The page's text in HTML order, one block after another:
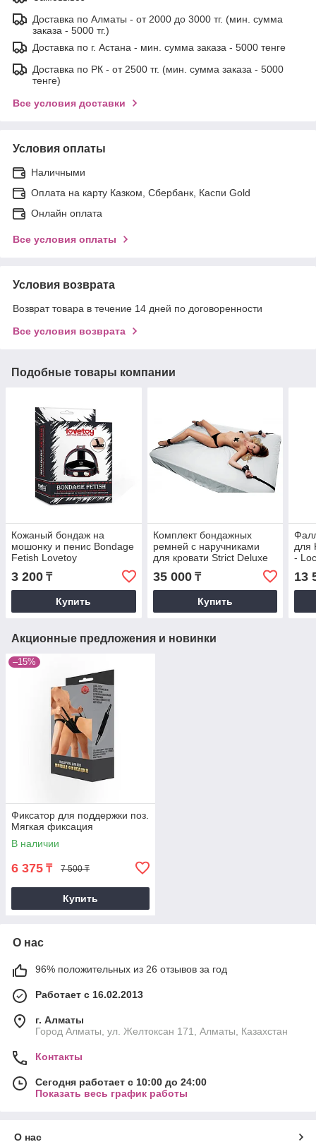
Доставка по Алматы - от 2000 до 3000 тг. (мин. сумма
заказа - 5000 тг.)
Доставка по г. Астана - мин. сумма заказа - 5000 тенге
Доставка по РК - от 2500 тг. (мин. сумма заказа - 5000
тенге)
Все условия доставки
Условия оплаты
Наличными
Оплата на карту Казком, Сбербанк, Каспи Gold
Онлайн оплата
Все условия оплаты
Условия возврата
Возврат товара в течение 14 дней по договоренности
Все условия возврата
Подобные товары компании
Кожаный бондаж на
мошонку и пенис Bondage
Fetish Lovetoy
3 200 ₸
Купить
Комплект бондажных
ремней с наручниками
для кровати Strict Deluxe
Bed Restraint Kit
35 000₸
Купить
для
-
13
Акционные предложения и новинки
–15%
Фиксатор для поддержки поз.
Мягкая фиксация
В наличии
6 375 ₸ 7 500 ₸
Купить
О нас
96% положительных из 26 отзывов за год
Работает с 16.02.2013
г. Алматы
Город Алматы, ул. Желтоксан 171, Алматы, Казахстан
Контакты
Сегодня работает с 10:00 до 24:00
Показать весь график работы
О нас